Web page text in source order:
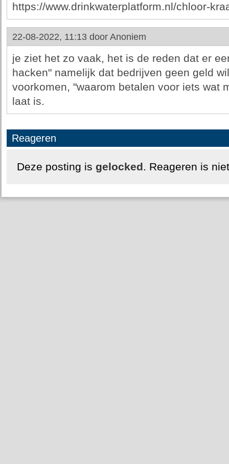
https://www.drinkwaterplatform.nl/chloor-
22-08-2022, 11:13 door Anoniem
je ziet het zo vaak, het is de reden dat er
hacken" namelijk dat bedrijven geen geld
voorkomen, "waarom betalen voor iets wat
laat is.
Reageren
Deze posting is gelocked. Reageren is